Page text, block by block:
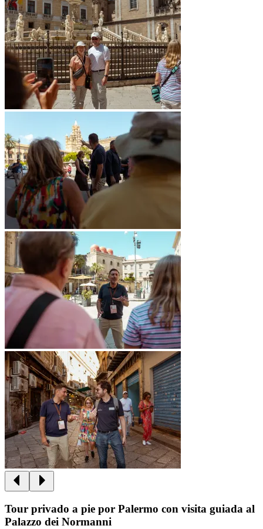
Tour privado a pie por Palermo con visita guiada al
Palazzo dei Normanni